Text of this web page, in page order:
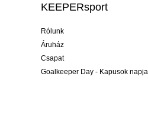
KEEPERsport
Rólunk
Áruház
Csapat
Goalkeeper Day - Kapusok napja